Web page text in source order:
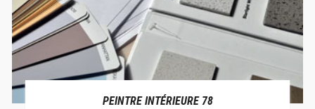
PEINTRE INTÉRIEURE 78